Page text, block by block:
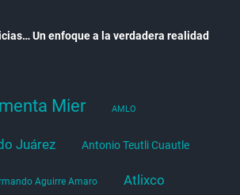
Un enfoque a la verdadera realidad
Mier AMLO
Juárez Antonio Teutli Cuautle
Aguirre Amaro Atlixco